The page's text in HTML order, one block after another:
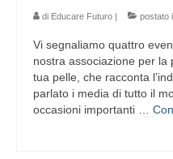
di Educare Futuro | postato
Vi segnaliamo quattro
nostra associazione per la
tua pelle, che racconta
parlato i media di tutto il
occasioni importanti …